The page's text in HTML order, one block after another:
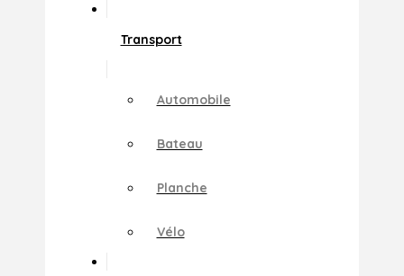
Transport
Automobile
Bateau
Planche
Vélo